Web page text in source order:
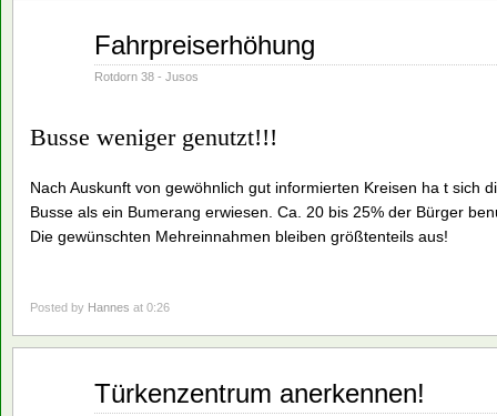
Fahrpreiserhöhung
Rotdorn 38 - Jusos
Busse weniger genutzt!!!
Nach Auskunft von gewöhnlich gut informierten Kreisen ha t sich
Busse als ein Bumerang erwiesen. Ca. 20 bis 25% der Bürger
Die gewünschten Mehreinnahmen bleiben größtenteils aus!
Posted by Hannes at 0:26
Türkenzentrum anerkennen!